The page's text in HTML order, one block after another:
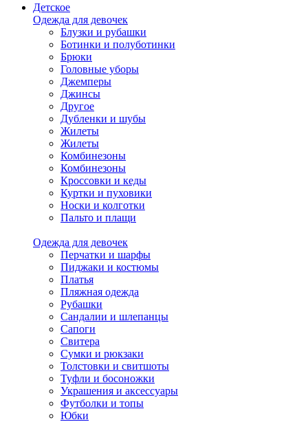
Детское
Одежда для девочек
Блузки и рубашки
Ботинки и полуботинки
Брюки
Головные уборы
Джемперы
Джинсы
Другое
Дубленки и шубы
Жилеты
Жилеты
Комбинезоны
Комбинезоны
Кроссовки и кеды
Куртки и пуховики
Носки и колготки
Пальто и плащи
Одежда для девочек
Перчатки и шарфы
Пиджаки и костюмы
Платья
Пляжная одежда
Рубашки
Сандалии и шлепанцы
Сапоги
Свитера
Сумки и рюкзаки
Толстовки и свитшоты
Туфли и босоножки
Украшения и аксессуары
Футболки и топы
Юбки